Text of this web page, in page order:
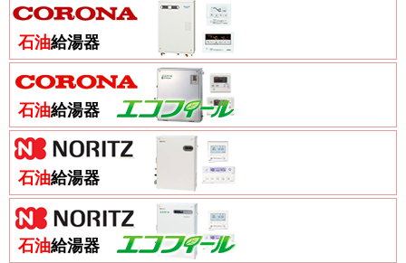
石油給湯器
石油給湯器
石油給湯器
石油給湯器